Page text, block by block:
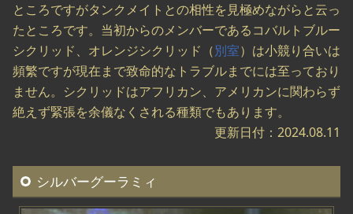
ところですがタンクメイトとの相性を見極めながらと云っ
たところです。当初からのメンバーであるコバルトブルー
シクリッド、オレンジシクリッド（別室）は小競り合いは
頻繁ですが現在まで致命的なトラブルまでには至っており
ません。シクリッドはアフリカン、アメリカンに関わらず
絶えず緊張を余儀なくされる種類でもあります。
更新日付：2024.08.11
シルバーグーラミィ